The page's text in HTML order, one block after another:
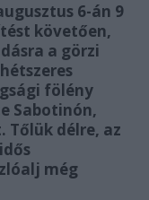
6-án 9
követően,
a görzi
fölény
Sabotinón,
Tőlük délre, az
még